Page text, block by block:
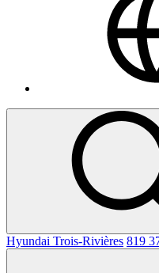
Hyundai Trois-Rivières 819